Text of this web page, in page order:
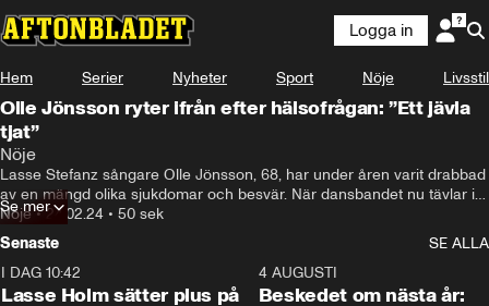
Logga in
Hem Serier Nyheter Sport Nöje Livsstil
Olle Jönsson ryter ifrån efter hälsofrågan: ”Ett jävla
tjat”
Nöje
Lasse Stefanz sångare Olle Jönsson, 68, har under åren varit drabbad
av en mängd olika sjukdomar och besvär. När dansbandet nu tävlar i
Melodifestivalens fjärde deltävling är det därför många som frågar om
hans hälsa.
Nöje•24.02.24 • 50 sek
Se mer
Senaste
SE ALLA
I DAG 10:42
Lasse Holm sätter plus på
4 AUGUSTI
Beskedet om nästa år: